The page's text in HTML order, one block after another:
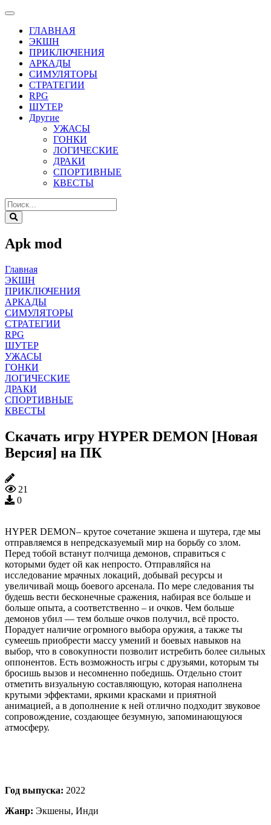
ГЛАВНАЯ
ЭКШН
ПРИКЛЮЧЕНИЯ
АРКАДЫ
СИМУЛЯТОРЫ
СТРАТЕГИИ
RPG
ШУТЕР
Другие
УЖАСЫ
ГОНКИ
ЛОГИЧЕСКИЕ
ДРАКИ
СПОРТИВНЫЕ
КВЕСТЫ
Apk mod
Главная
ЭКШН
ПРИКЛЮЧЕНИЯ
АРКАДЫ
СИМУЛЯТОРЫ
СТРАТЕГИИ
RPG
ШУТЕР
УЖАСЫ
ГОНКИ
ЛОГИЧЕСКИЕ
ДРАКИ
СПОРТИВНЫЕ
КВЕСТЫ
Скачать игру HYPER DEMON [Новая
Версия] на ПК
21
0
HYPER DEMON– крутое сочетание экшена и шутера, где мы
отправляемся в непредсказуемый мир на борьбу со злом.
Перед тобой встанут полчища демонов, справиться с
которыми будет ой как непросто. Отправляйся на
исследование мрачных локаций, добывай ресурсы и
увеличивай мощь боевого арсенала. По мере следования ты
будешь вести бесконечные сражения, набирая все больше и
больше опыта, а соответственно – и очков. Чем больше
демонов убил — тем больше очков получил, всё просто.
Порадует наличие огромного выбора оружия, а также ты
сумеешь приобрести массу умений и боевых навыков на
выбор, что в совокупности позволит истребить более сильных
оппонентов. Есть возможность игры с друзьями, которым ты
бросишь вызов и несомненно победишь. Отдельно стоит
отметить визуальную составляющую, которая наполнена
крутыми эффектами, яркими красками и приятной
анимацией, а в дополнение к ней отлично подходит звуковое
сопровождение, создающее безумную, запоминающуюся
атмосферу.
Год выпуска: 2022
Жанр: Экшены, Инди